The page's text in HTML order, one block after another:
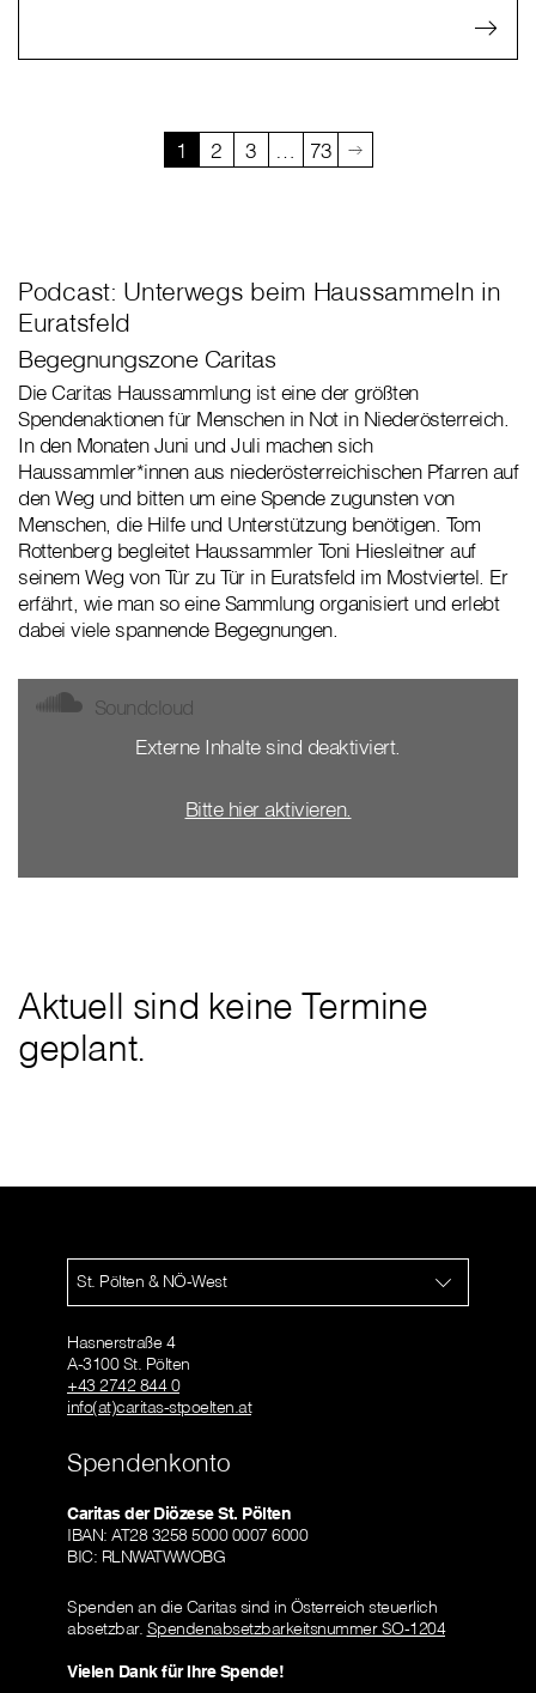
1 2 3 73
Podcast: Unterwegs beim Haussammeln in
Euratsfeld
Begegnungszone Caritas
Die Caritas Haussammlung ist eine der größten
Spendenaktionen für Menschen in Not in Niederösterreich.
In den Monaten Juni und Juli machen sich
Haussammler*innen aus niederösterreichischen Pfarren auf
den Weg und bitten um eine Spende zugunsten von
Menschen, die Hilfe und Unterstützung benötigen. Tom
Rottenberg begleitet Haussammler Toni Hiesleitner auf
seinem Weg von Tür zu Tür in Euratsfeld im Mostviertel. Er
erfährt, wie man so eine Sammlung organisiert und erlebt
dabei viele spannende Begegnungen.
Soundcloud
Externe Inhalte sind deaktiviert.
Bitte hier aktivieren.
Aktuell sind keine Termine
geplant.
St. Pölten & NÖ-West
Hasnerstraße 4
A-3100 St. Pölten
+43 2742 844 0
info(at)caritas-stpoelten.at
Spendenkonto
Caritas der Diözese St. Pölten
IBAN: AT28 3258 5000 0007 6000
BIC: RLNWATWWOBG
Spenden an die Caritas sind in Österreich steuerlich
absetzbar. Spendenabsetzbarkeitsnummer SO-1204
Vielen Dank für Ihre Spende!